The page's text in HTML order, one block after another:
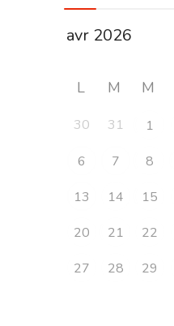
L M M
30 31 1
6
7 8
13
14 15
20
21 22
27
28 29